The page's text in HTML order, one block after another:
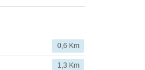
0,6 Km
1,3 Km